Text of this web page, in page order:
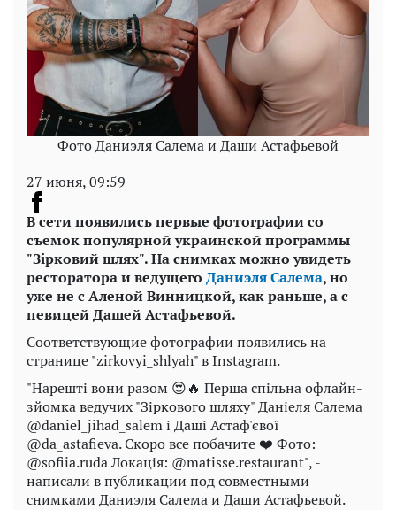
Фото Даниэля Салема и Даши Астафьевой
27 июня, 09:59
В сети появились первые фотографии со
съемок популярной украинской программы
"Зірковий шлях". На снимках можно увидеть
ресторатора и ведущего Даниэля Салема, но
уже не с Аленой Винницкой, как раньше, а с
певицей Дашей Астафьевой.
Соответствующие фотографии появились на
странице "zirkovyi_shlyah" в Instagram.
"Нарешті вони разом 😍🔥 Перша спільна офлайн-
зйомка ведучих "Зіркового шляху" Даніеля Салема
@daniel_jihad_salem і Даші Астаф'євої
@da_astafieva. Скоро все побачите ❤️ Фото:
@sofiia.ruda Локація: @matisse.restaurant", -
написали в публикации под совместными
снимками Даниэля Салема и Даши Астафьевой.